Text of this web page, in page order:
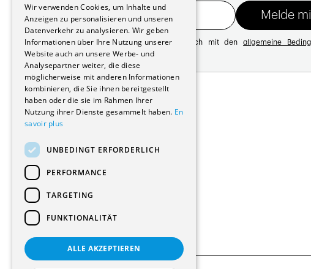
Mit der Registrierung erklären Sie sich mit denallgemeine
Datenschutzrichtlinie
Adresse:
Avenue de Longemalle 21
1020 Renens
Schweiz
Kontakt:
Plattform: +41 21 631 10 50
info@architectes.ch
Wir verwenden Cookies, um Inhalte und
Anzeigen zu personalisieren und unseren
Datenverkehr zu analysieren. Wir geben
Informationen über Ihre Nutzung unserer
Website auch an unsere Werbe- und
Analysepartner weiter, die diese
möglicherweise mit anderen Informationen
kombinieren, die Sie ihnen bereitgestellt
haben oder die sie im Rahmen Ihrer
Nutzung ihrer Dienste gesammelt haben. En
savoir plus
UNBEDINGT ERFORDERLICH
PERFORMANCE
TARGETING
FUNKTIONALITÄT
ALLE AKZEPTIEREN